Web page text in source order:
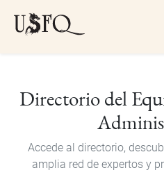
Directorio del
Accede al directorio,
amplia red de expertos y